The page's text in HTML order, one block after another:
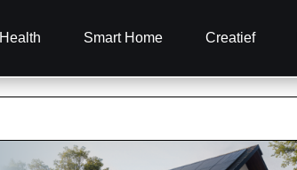
Health Smart Home Creatief